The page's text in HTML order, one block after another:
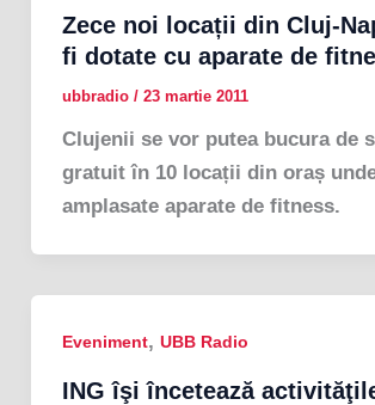
Zece noi locații din Cluj-
fi dotate cu aparate de
ubbradio / 23 martie 2011
Clujenii se vor putea bucura de
gratuit în 10 locații din oraș
amplasate aparate de fitness.
Eveniment, UBB Radio
ING îşi încetează